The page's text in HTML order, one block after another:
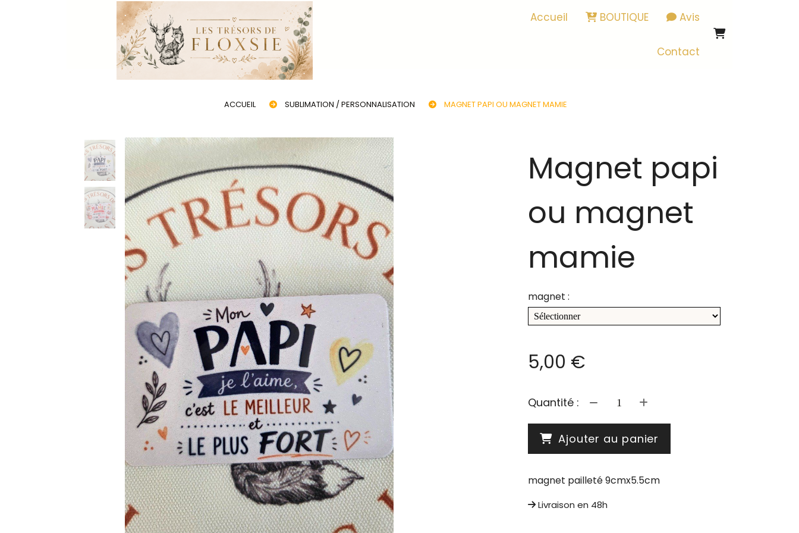
Accueil BOUTIQUE Avis
Contact
ACCUEIL SUBLIMATION / PERSONNALISATION MAGNET PAPI OU MAGNET MAMIE
Magnet papi
ou magnet
mamie
magnet :
5,00 €
Quantité :
Ajouter au panier
magnet pailleté 9cmx5.5cm
Livraison en 48h
Panneau de gestion des cookies